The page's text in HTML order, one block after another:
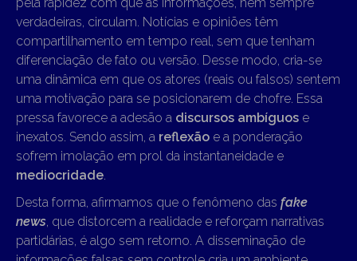
verdadeiras, circulam. Notícias e opiniões têm
compartilhamento em tempo real, sem que tenham
diferenciação de fato ou versão. Desse modo, cria-se
uma dinâmica em que os atores (reais ou falsos) sentem
uma motivação para se posicionarem de chofre. Essa
pressa favorece a adesão a discursos ambíguos e
inexatos. Sendo assim, a reflexão e a ponderação
sofrem imolação em prol da instantaneidade e
mediocridade.
Desta forma, afirmamos que o fenômeno das fake
news, que distorcem a realidade e reforçam narrativas
partidárias, é algo sem retorno. A disseminação de